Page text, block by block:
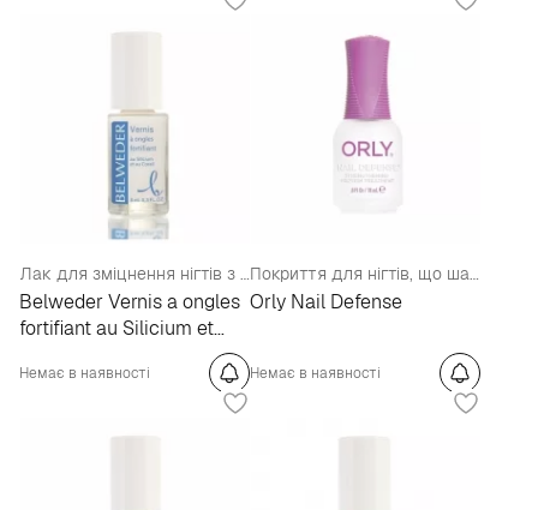
Лак для зміцнення нігтів з кремнієм та екстрактом коралів
Belweder Vernis a ongles
fortifiant au Silicium et
Немає в наявності
Покриття для нігтів, що шаруються.
Orly Nail Defense
Немає в наявності